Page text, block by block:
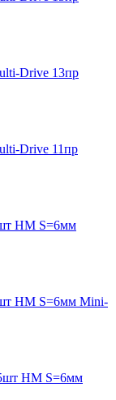
Drive 13пр
Drive 11пр
HM S=6мм
HM S=6мм Mini-
HM S=6мм